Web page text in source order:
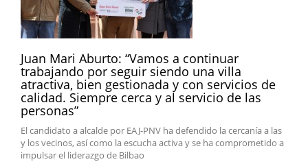
Juan Mari Aburto: “Vamos a continuar
trabajando por seguir siendo una villa
atractiva, bien gestionada y con servicios de
calidad. Siempre cerca y al servicio de las
personas”
El candidato a alcalde por EAJ-PNV ha defendido la cercanía a las
y los vecinos, así como la escucha activa y se ha comprometido a
impulsar el liderazgo de Bilbao